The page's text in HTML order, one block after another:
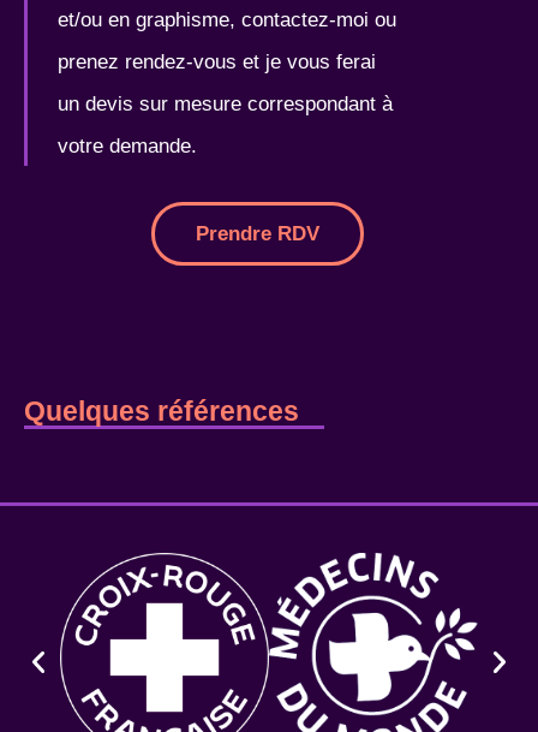
et/ou en graphisme, contactez-moi ou
prenez rendez-vous et je vous ferai
un devis sur mesure correspondant à
votre demande.
Prendre RDV
Quelques références